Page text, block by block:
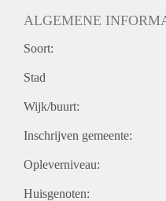
ALGEMENE
Soort:
Stad
Wijk/buurt:
Inschrijven gemeente:
Opleverniveau:
Huisgenoten: